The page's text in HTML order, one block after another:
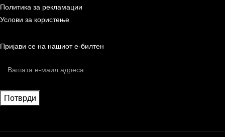
Политика за рекламации
Услови за користење
Пријави се на нашиот е-билтен